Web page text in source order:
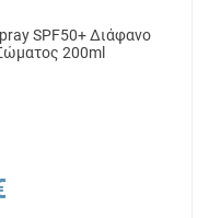
SPF50+ Διάφανο
200ml